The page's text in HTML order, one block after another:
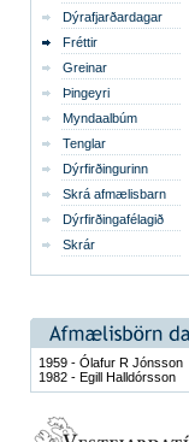
Dýrafjarðardagar
Fréttir
Greinar
Þingeyri
Myndaalbúm
Tenglar
Dýrfirðingurinn
Skrá afmælisbarn
Dýrfirðingafélagið
Skrár
1959 - Ólafur R Jónsson
1982 - Egill Halldórsson